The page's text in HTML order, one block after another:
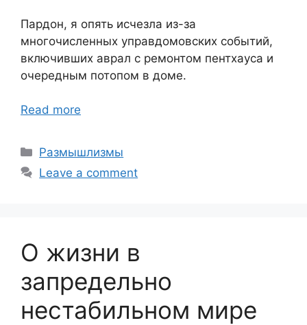
Пардон, я опять исчезла из-за
многочисленных управдомовских событий,
включивших аврал с ремонтом пентхауса и
очередным потопом в доме.
Read more
Categories
Размышлизмы
Leave a comment
О жизни в
запредельно
нестабильном мире